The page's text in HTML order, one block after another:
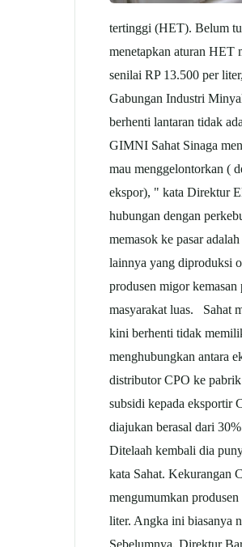
tertinggi (HET). Belum
menetapkan aturan HET
senilai RP 13.500 per
Gabungan Industri
berhenti lantaran tidak
GIMNI Sahat Sinaga
mau menggelontorkan (
ekspor), " kata Direktur
hubungan dengan
memasok ke pasar
lainnya yang diproduksi
produsen migor
masyarakat luas. Sahat
kini berhenti tidak
menghubungkan antara
distributor CPO ke
subsidi kepada eksportir
diajukan berasal dari
Ditelaah kembali dia
kata Sahat. Kekurangan
mengumumkan
liter. Angka ini biasanya
Sebelumnya, Direktur